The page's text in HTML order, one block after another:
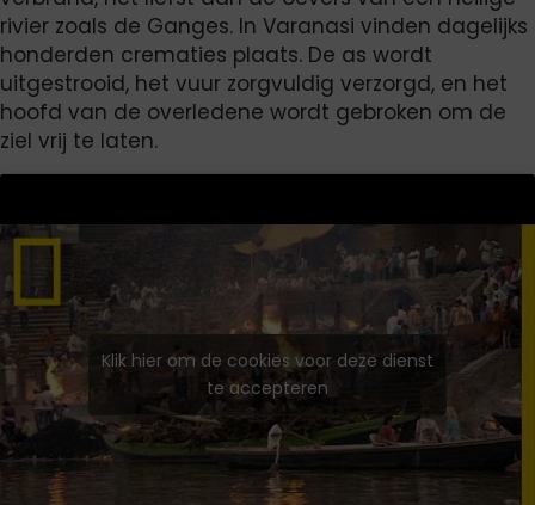
rivier zoals de Ganges. In Varanasi vinden dagelijks
honderden crematies plaats. De as wordt
uitgestrooid, het vuur zorgvuldig verzorgd, en het
hoofd van de overledene wordt gebroken om de
ziel vrij te laten.
Klik hier om de cookies voor deze dienst
te accepteren